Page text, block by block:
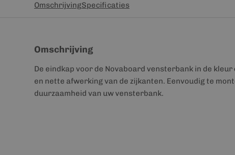
OmschrijvingSpecificaties
Omschrijving
De eindkap voor de Novaboard vensterbank in de kleur
en nette afwerking van de zijkanten. Eenvoudig te
duurzaamheid van uw vensterbank.